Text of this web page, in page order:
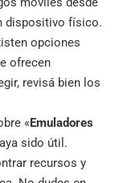
dispositivo físico.
opciones
ofrecen
revisá bien los
« Emuladores
sido útil.
recursos y